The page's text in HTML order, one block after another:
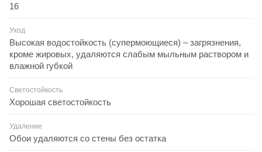
16
Уход
Высокая водостойкость (супермоющиеся) – загрязнения,
кроме жировых, удаляются слабым мыльным раствором и
влажной губкой
Светостойкость
Хорошая светостойкость
Удаление
Обои удаляются со стены без остатка